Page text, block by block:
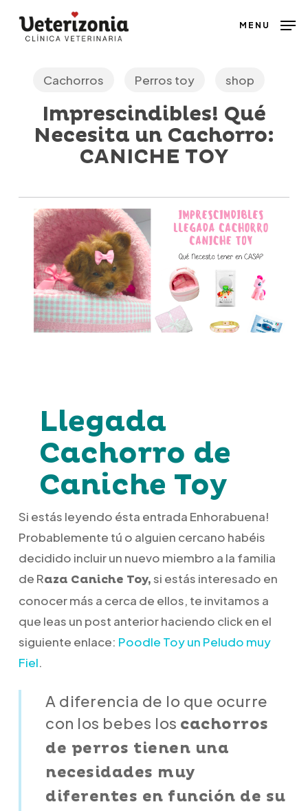
MENU
Cachorros Perros toy shop
Imprescindibles! Qué
Necesita un Cachorro:
CANICHE TOY
Llegada
Cachorro de
Caniche Toy
Si estás leyendo ésta entrada Enhorabuena!
Probablemente tú o alguien cercano habéis
decidido incluir un nuevo miembro a la familia
de Raza Caniche Toy,si estás interesado en
conocer más a cerca de ellos, te invitamos a
que leas un post anterior haciendo click en el
siguiente enlace: Poodle Toy un Peludo muy
Fiel.
A diferencia de lo que ocurre
con los bebes los cachorros
de perros tienen una
necesidades muy
diferentes en función de su